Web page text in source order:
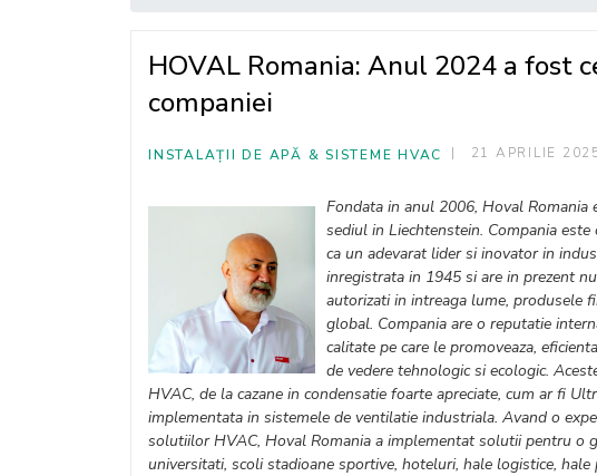
HOVAL Romania: Anul 2024 a fost
companiei
INSTALAȚII DE APĂ & SISTEME HVAC 21 APRILIE
Fondata in anul 2006, Hoval
sediul in Liechtenstein. Compania
ca un adevarat lider si inovator in
inregistrata in 1945 si are in prezent
autorizati in intreaga lume, produsele
global. Compania are o reputatie
calitate pe care le promoveaza,
de vedere tehnologic si ecologic.
HVAC, de la cazane in condensatie foarte apreciate, cum ar fi
implementata in sistemele de ventilatie industriala. Avand o
solutiilor HVAC, Hoval Romania a implementat solutii pentru o
universitati, scoli stadioane sportive, hoteluri, hale logistice,